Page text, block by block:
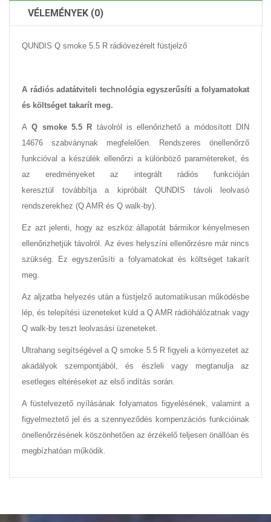
VÉLEMÉNYEK (0)
QUNDIS Q smoke 5.5 R rádióvezérelt füstjelző
A rádiós adatátviteli technológia egyszerűsíti a folyamatokat
és költséget takarít meg.
AQ smoke 5.5 R távolról is ellenőrizhető a módosított DIN
14676 szabványnak megfelelően. Rendszeres önellenőrző
funkcióval a készülék ellenőrzi a különböző paramétereket, és
az eredményeket az integrált rádiós funkcióján
keresztül továbbítja a kipróbált QUNDIS távoli leolvasó
rendszerekhez (Q AMR és Q walk-by).
Ez azt jelenti, hogy az eszköz állapotát bármikor kényelmesen
ellenőrizhetjük távolról. Az éves helyszíni ellenőrzésre már nincs
szükség. Ez egyszerűsíti a folyamatokat és költséget takarít
meg.
Az aljzatba helyezés után a füstjelző automatikusan működésbe
lép, és telepítési üzeneteket küld a Q AMR rádióhálózatnak vagy
Q walk-by teszt leolvasási üzeneteket.
Ultrahang segítségével a Q smoke 5.5 R figyeli a környezetet az
akadályok szempontjából, és észleli vagy megtanulja az
esetleges eltéréseket az első indítás során.
A füstelvezető nyílásának folyamatos figyelésének, valamint a
figyelmeztető jel és a szennyeződés kompenzációs funkcióinak
önellenőrzésének köszönhetően az érzékelő teljesen önállóan és
megbízhatóan működik.